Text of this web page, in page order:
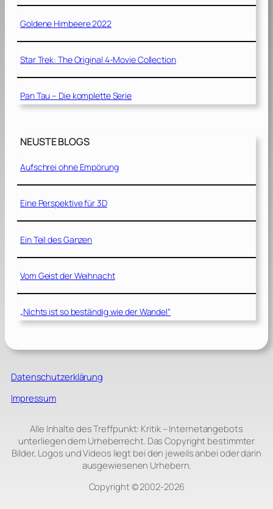
Goldene Himbeere 2022
Star Trek: The Original 4-Movie Collection
Pan Tau – Die komplette Serie
NEUSTE BLOGS
Aufschrei ohne Empörung
Eine Perspektive für 3D
Ein Teil des Ganzen
Vom Geist der Weihnacht
„Nichts ist so beständig wie der Wandel“
Datenschutzerklärung
Impressum
Alle Inhalte des Treffpunkt: Kritik – Internetangebots
unterliegen dem Urheberrecht. Das Copyright bestimmter
Bilder, Logos und Videos liegt bei den jeweils anbei oder darin
ausgewiesenen Urhebern.
Copyright © 2002‑2026